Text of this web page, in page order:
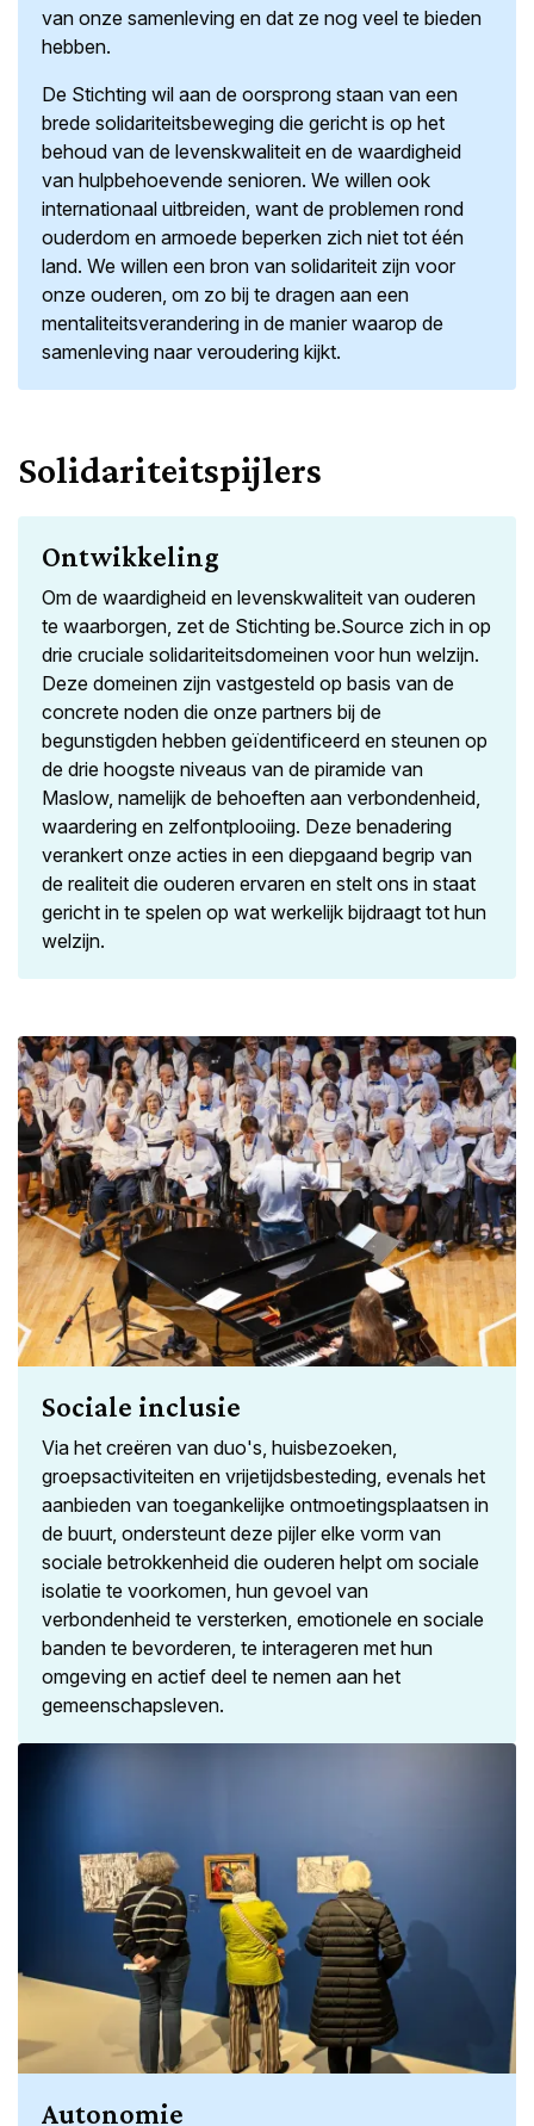
van onze samenleving en dat ze nog veel te bieden
hebben.
De Stichting wil aan de oorsprong staan van een
brede solidariteitsbeweging die gericht is op het
behoud van de levenskwaliteit en de waardigheid
van hulpbehoevende senioren. We willen ook
internationaal uitbreiden, want de problemen rond
ouderdom en armoede beperken zich niet tot één
land. We willen een bron van solidariteit zijn voor
onze ouderen, om zo bij te dragen aan een
mentaliteitsverandering in de manier waarop de
samenleving naar veroudering kijkt.
Solidariteitspijlers
Ontwikkeling
Om de waardigheid en levenskwaliteit van ouderen
te waarborgen, zet de Stichting be.Source zich in op
drie cruciale solidariteitsdomeinen voor hun welzijn.
Deze domeinen zijn vastgesteld op basis van de
concrete noden die onze partners bij de
begunstigden hebben geïdentificeerd en steunen op
de drie hoogste niveaus van de piramide van
Maslow, namelijk de behoeften aan verbondenheid,
waardering en zelfontplooiing. Deze benadering
verankert onze acties in een diepgaand begrip van
de realiteit die ouderen ervaren en stelt ons in staat
gericht in te spelen op wat werkelijk bijdraagt tot hun
welzijn.
Sociale inclusie
Via het creëren van duo's, huisbezoeken,
groepsactiviteiten en vrijetijdsbesteding, evenals het
aanbieden van toegankelijke ontmoetingsplaatsen in
de buurt, ondersteunt deze pijler elke vorm van
sociale betrokkenheid die ouderen helpt om sociale
isolatie te voorkomen, hun gevoel van
verbondenheid te versterken, emotionele en sociale
banden te bevorderen, te interageren met hun
omgeving en actief deel te nemen aan het
gemeenschapsleven.
Autonomie